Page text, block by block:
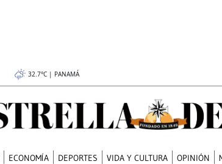
32.7°C | PANAMÁ
ECONOMÍA DEPORTES VIDA Y CULTURA OPINIÓN